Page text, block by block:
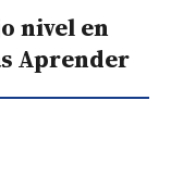
nivel en
Aprender